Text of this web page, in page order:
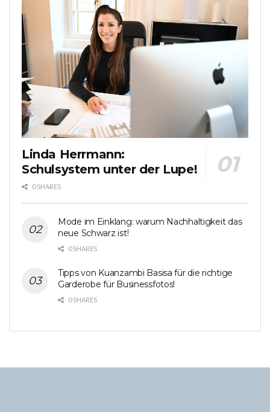
Linda Herrmann:
Schulsystem unter der Lupe!
0 SHARES
Mode im Einklang: warum Nachhaltigkeit das
neue Schwarz ist!
0 SHARES
Tipps von Kuanzambi Basisa für die richtige
Garderobe für Businessfotos!
0 SHARES